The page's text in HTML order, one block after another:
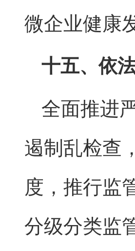
微企业健康
十五、依
全面推进
遏制乱检查
度，推行监
分级分类监